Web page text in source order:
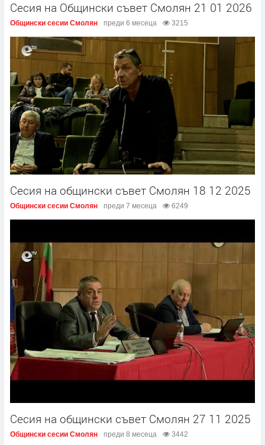
Сесия на Общински съвет Смолян 21 01 2026
Общински сесии Смолян преди 6 месеца 3215
Сесия на общински съвет Смолян 18 12 2025
Общински сесии Смолян преди 7 месеца 6249
Сесия на общински съвет Смолян 27 11 2025
Общински сесии Смолян преди 8 месеца 3442